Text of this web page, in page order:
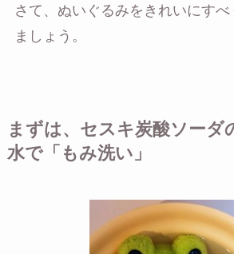
さて、ぬいぐるみをきれいにすべ
ましょう。
まずは、セスキ炭酸ソーダ
水で「もみ洗い」